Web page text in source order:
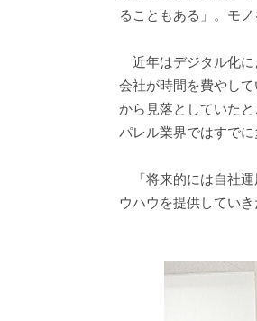
ることもある」。モ
近年はデジタル化に
会社が時間を費やし
から見落としていた
パレル業界ではすで
「将来的には自社運
ウハウを提供していき